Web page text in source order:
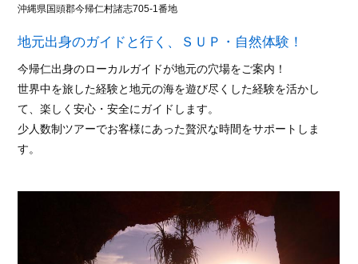
沖縄県国頭郡今帰仁村諸志705-1番地
地元出身のガイドと行く、ＳＵＰ・自然体験！
今帰仁出身のローカルガイドが地元の穴場をご案内！
世界中を旅した経験と地元の海を遊び尽くした経験を活かし
て、楽しく安心・安全にガイドします。
少人数制ツアーでお客様にあった贅沢な時間をサポートしま
す。